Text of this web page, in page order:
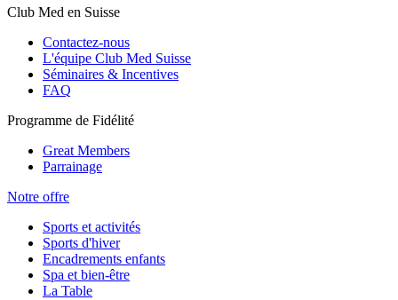
Club Med en Suisse
Contactez-nous
L'équipe Club Med Suisse
Séminaires & Incentives
FAQ
Programme de Fidélité
Great Members
Parrainage
Notre offre
Sports et activités
Sports d'hiver
Encadrements enfants
Spa et bien-être
La Table